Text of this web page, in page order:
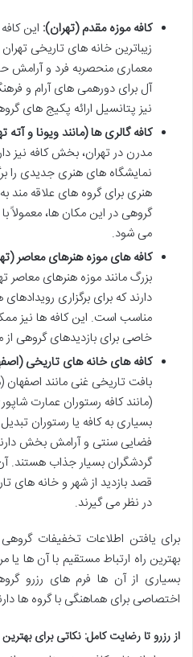
کافه موزه مقدم (تهران): این
زیباترین خانه های تاریخی
معماری منحصربه فرد و آرامش
آل برای دورهمی های آرام و
نیز پتانسیل ارائه پکیج های
کافه گالری ها (مانند ویونا و آته
مدرن در تهران، بخش کافه نیز
نمایشگاه های هنری جدیدی را
هنری برای گروه های علاقه مند
گروهی در این مکان ها، معمولاً
می شود.
کافه های موزه هنرهای معاصر
بزرگ مانند موزه هنرهای
دارند که برای برگزاری
مناسب است. این کافه ها نیز
خاصی برای بازدیدهای گروهی از
کافه های خانه های تاریخی
بافت تاریخی غنی مانند اصفهان
(مانند کافه رستوران عمارت
بسیاری به کافه یا رستوران
فضایی سنتی و آرامش بخش
گردشگران بسیار جذاب هستند.
قصد بازدید از شهر و خانه های
در نظر می گیرند.
برای یافتن اطلاعات تخفیفات
بهترین راه ارتباط مستقیم با آن ها
بسیاری از آن ها فرم های رزرو
اختصاصی برای هماهنگی با گروه ها
از رزرو تا رضایت کامل: نکاتی برای